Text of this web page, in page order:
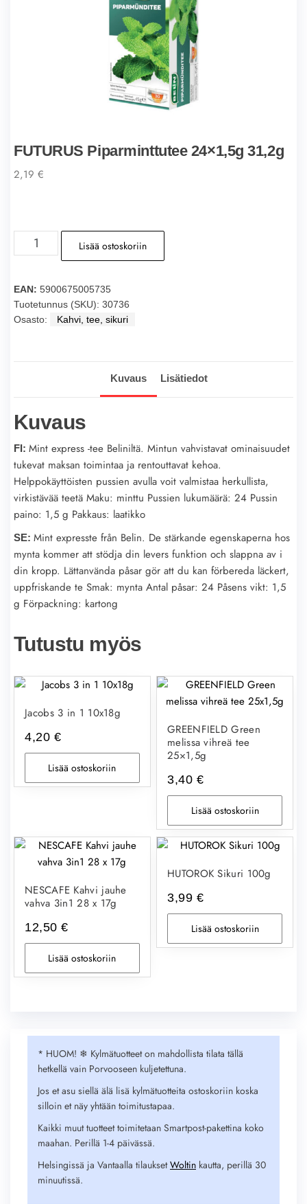
FUTURUS Piparminttutee 24×1,5g 31,2g
2,19 €
FUTURUS
Piparminttutee
31,2g
määrä
Lisää ostoskoriin
EAN: 5900675005735
Tuotetunnus (SKU): 30736
Osasto:
Kahvi, tee, sikuri
Kuvaus Lisätiedot
Kuvaus
FI: Mint express -tee Beliniltä. Mintun vahvistavat ominaisuudet
tukevat maksan toimintaa ja rentouttavat kehoa.
Helppokäyttöisten pussien avulla voit valmistaa herkullista,
virkistävää teetä Maku: minttu Pussien lukumäärä: 24 Pussin
paino: 1,5 g Pakkaus: laatikko
SE: Mint expresste från Belin. De stärkande egenskaperna hos
mynta kommer att stödja din levers funktion och slappna av i
din kropp. Lättanvända påsar gör att du kan förbereda läckert,
uppfriskande te Smak: mynta Antal påsar: 24 Påsens vikt: 1,5
g Förpackning: kartong
Tutustu myös
Jacobs 3 in 1 10x18g
4,20 €
Lisää ostoskoriin
GREENFIELD Green
melissa vihreä tee
25×1,5g
3,40 €
Lisää ostoskoriin
NESCAFE Kahvi jauhe
vahva 3in1 28 x 17g
12,50 €
Lisää ostoskoriin
HUTOROK Sikuri 100g
3,99 €
Lisää ostoskoriin
* HUOM! ❄︎ Kylmätuotteet on mahdollista tilata tällä
hetkellä vain Porvooseen kuljetettuna.
Jos et asu siellä älä lisä kylmätuotteita ostoskoriin koska
silloin et näy yhtään toimitustapaa.
Kaikki muut tuotteet toimitetaan Smartpost-pakettina koko
maahan. Perillä 1-4 päivässä.
Helsingissä ja Vantaalla tilauksetWoltin kautta, perillä 30
minuutissä.